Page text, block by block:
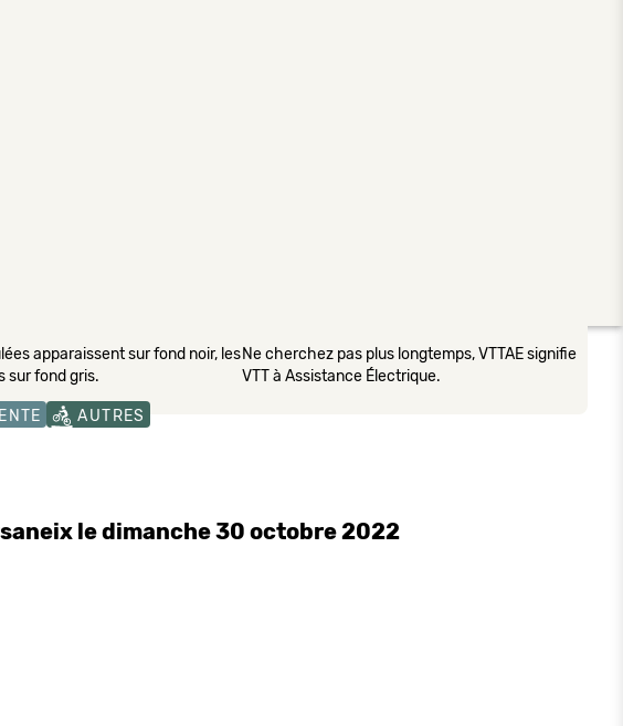
apparaissent sur fond noir, les
sur fond gris.
Ne cherchez pas plus longtemps, VTTAE signifie
VTT à Assistance Électrique.
AUTRES
le dimanche 30 octobre 2022